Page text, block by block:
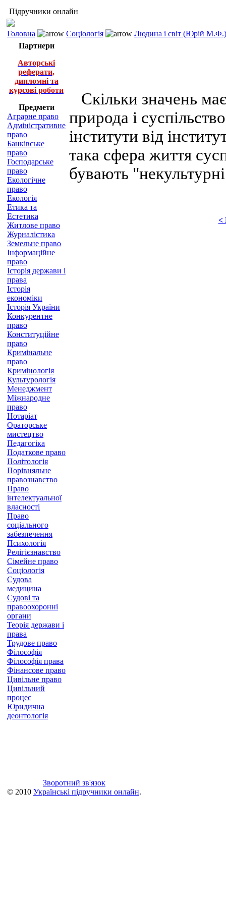
Підручники онлайн
Головна Соціологія
Людина і світ (Юрій М.Ф.)
Партнери
Авторські
реферати,
дипломні та
курсові роботи
Предмети
Аграрне право
Адміністративне
право
Банківське
право
Господарське
право
Екологічне
право
Екологія
Етика та
Естетика
Житлове право
Журналістика
Земельне право
Інформаційне
право
Історія держави і
права
Історія
економіки
Історія України
Конкурентне
право
Конституційне
право
Кримінальне
право
Кримінологія
Культурологія
Менеджмент
Міжнародне
право
Нотаріат
Ораторське
мистецтво
Педагогіка
Податкове право
Політологія
Порівняльне
правознавство
Право
інтелектуальної
власності
Право
соціального
забезпечення
Психологія
Релігієзнавство
Сімейне право
Соціологія
Судова
медицина
Судові та
правоохоронні
органи
Теорія держави і
права
Трудове право
Філософія
Філософія права
Фінансове право
Цивільне право
Цивільний
процес
Юридична
деонтологія
Скільки значень
природа і
інститути від
така сфера життя
бувають
<
Зворотний зв'язок
© 2010 Українські підручники онлайн.